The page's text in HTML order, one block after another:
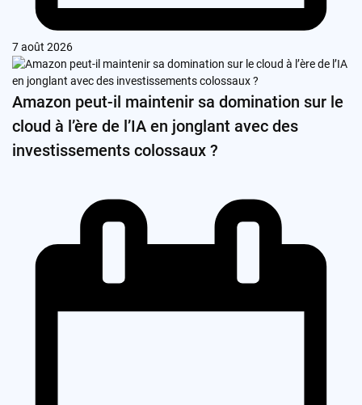
7 août 2026
Amazon peut-il maintenir sa domination sur le
cloud à l’ère de l’IA en jonglant avec des
investissements colossaux ?